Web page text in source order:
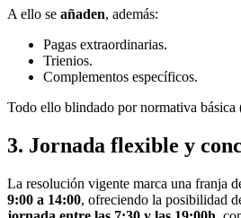
A ello se añaden, además:
Pagas extraordinarias.
Trienios.
Complementos específicos.
Todo ello blindado por normativa básica
3. Jornada flexible y
La resolución vigente marca una franja
9:00 a 14:00, ofreciendo la posibilidad